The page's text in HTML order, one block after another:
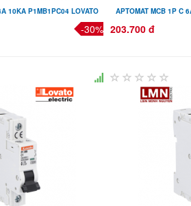
10KA P1MB1PC04 LOVATO
-30%
APTOMAT MCB 1P C
203.700 đ